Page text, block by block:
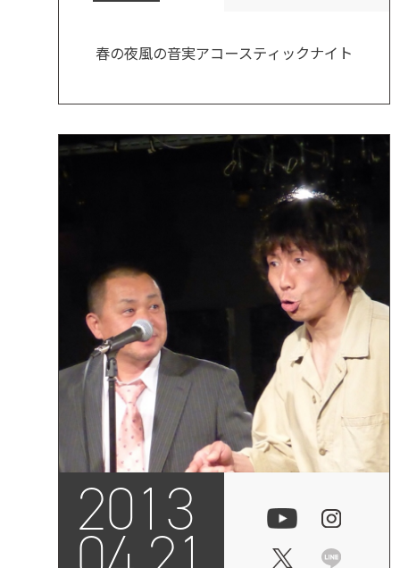
春の夜風の音実アコースティックナイト
2013